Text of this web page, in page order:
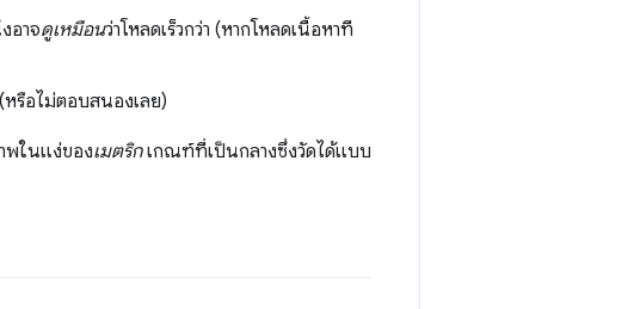
อาจดูเหมือนว่าโหลดเร็วกว่า (หากโหลดเนื้อหาที
หรือไม่ตอบสนองเลย)
พในแง่ของเมตริกเกณฑ์ที่เป็นกลางซึ่งวัดได้แบบ